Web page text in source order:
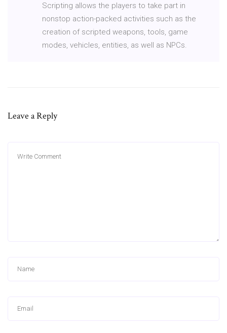
Scripting allows the players to take part in
nonstop action-packed activities such as the
creation of scripted weapons, tools, game
modes, vehicles, entities, as well as NPCs.
Leave a Reply